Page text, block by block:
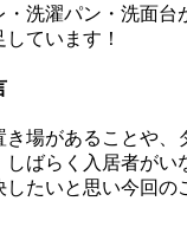
洗濯パン・洗面台
ています！
場があることや、
しばらく入居者がい
したいと思い今回の